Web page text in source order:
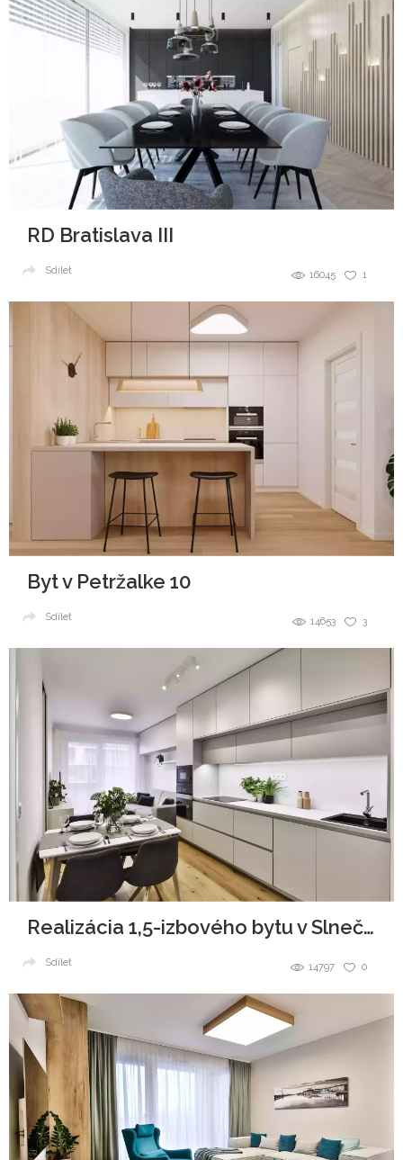
RD Bratislava III
1
16045
Sdílet
Byt v Petržalke 10
3
14653
Sdílet
Realizácia 1,5-izbového bytu v Slnečniciach
0
14797
Sdílet